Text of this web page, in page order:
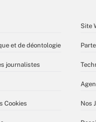
et de déontologie
journalistes
Cookies
Site
Nos